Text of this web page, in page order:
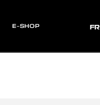
E-SHOP FR
FR